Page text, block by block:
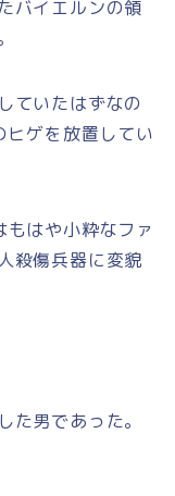
バイエルンの領
ていたはずなの
ゲを放置してい
はや小粋なファ
殺傷兵器に変貌
た男であった。